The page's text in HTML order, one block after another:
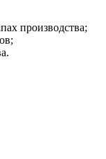
производства;